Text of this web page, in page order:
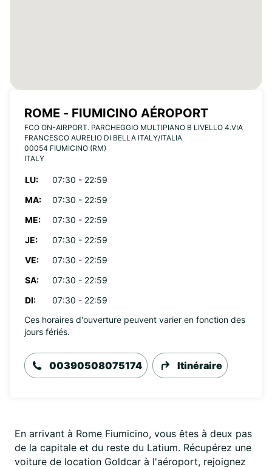
ROME - FIUMICINO AÉROPORT
FCO ON-AIRPORT. PARCHEGGIO MULTIPIANO B LIVELLO 4.VIA
FRANCESCO AURELIO DI BELLA ITALY/ITALIA
00054 FIUMICINO (RM)
ITALY
LU:
07:30 - 22:59
MA:
07:30 - 22:59
ME:
07:30 - 22:59
JE:
07:30 - 22:59
VE:
07:30 - 22:59
SA:
07:30 - 22:59
DI:
07:30 - 22:59
Ces horaires d'ouverture peuvent varier en fonction des
jours fériés.
00390508075174 Itinéraire
En arrivant à Rome Fiumicino, vous êtes à deux pas
de la capitale et du reste du Latium. Récupérez une
voiture de location Goldcar à l'aéroport, rejoignez